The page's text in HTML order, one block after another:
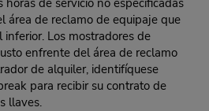
área de reclamo de equipaje que
Los mostradores de
enfrente del área de reclamo
de alquiler, identifíquese
para recibir su contrato de
llaves.